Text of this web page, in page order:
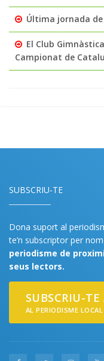
Última jornada
El Club
Campionat de
SUBSCRIU-TE
Dona suport al
te’n subscriptor per
periodisme de
seus lectors.
SUBSCRIU-TE
AL PERIODISME LOCAL